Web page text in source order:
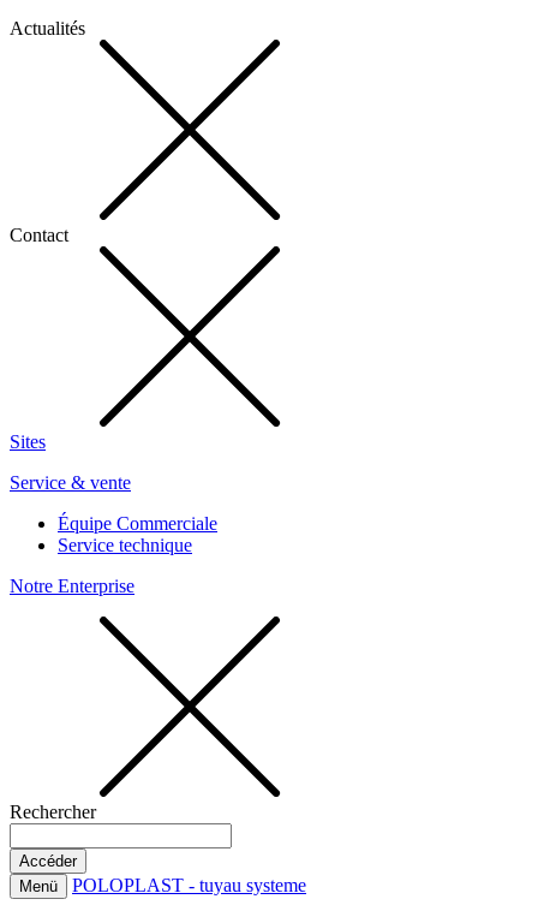
Actualités
Contact
Sites
Service & vente
Équipe Commerciale
Service technique
Notre Enterprise
Rechercher
Menü POLOPLAST - tuyau systeme